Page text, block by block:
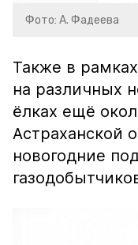
Фото: А. Фадеева
Также в
на различных
ёлках ещё
Астраханской
новогодние